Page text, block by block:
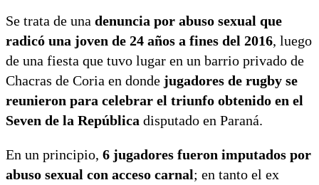
Se trata de una denuncia por abuso sexual que
radicó una joven de 24 años a fines del 2016, luego
de una fiesta que tuvo lugar en un barrio privado de
Chacras de Coria en donde jugadores de rugby se
reunieron para celebrar el triunfo obtenido en el
Seven de la República disputado en Paraná.
En un principio, 6 jugadores fueron imputados por
abuso sexual con acceso carnal; en tanto el ex